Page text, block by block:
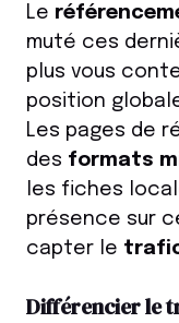
Le
muté ces
plus vous
position
Les pages de
des formats
les fiches
présence sur
capter le
Différencier le